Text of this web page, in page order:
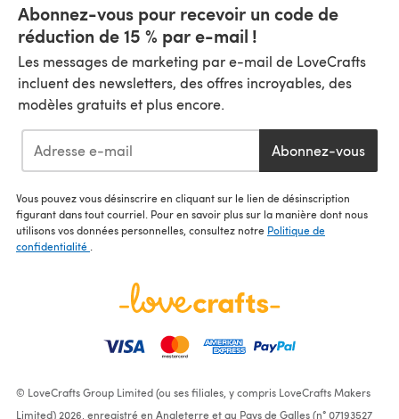
Abonnez-vous pour recevoir un code de
réduction de 15 % par e-mail !
Les messages de marketing par e-mail de LoveCrafts
incluent des newsletters, des offres incroyables, des
modèles gratuits et plus encore.
Abonnez-vous
Vous pouvez vous désinscrire en cliquant sur le lien de désinscription
figurant dans tout courriel. Pour en savoir plus sur la manière dont nous
utilisons vos données personnelles, consultez notre Politique de
confidentialité .
© LoveCrafts Group Limited (ou ses filiales, y compris LoveCrafts Makers
Limited) 2026, enregistré en Angleterre et au Pays de Galles (n° 07193527